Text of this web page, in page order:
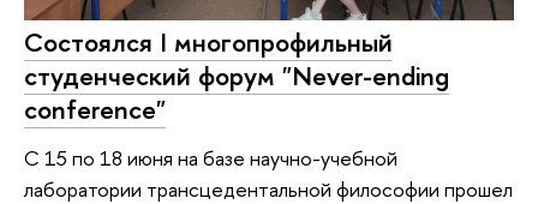
Состоялся I многопрофильный
студенческий форум "Never-ending
conference"
С 15 по 18 июня на базе научно-учебной
лаборатории трансцедентальной философии прошел